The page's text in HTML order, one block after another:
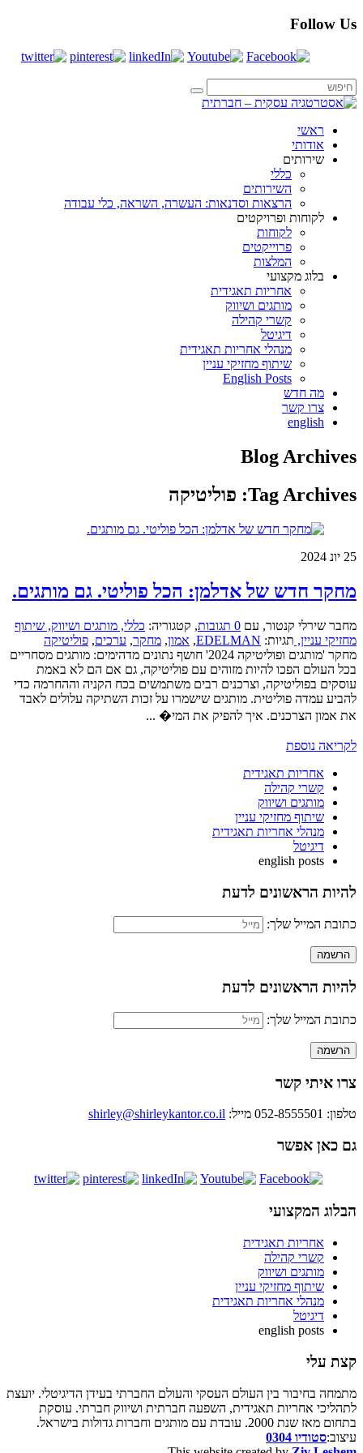
Follow Us
ראשי
אודותי
שירותים
כללי
השירותים
הרצאות וסדנאות: העשרה, השראה, כלי עבודה
לקוחות ופרויקטים
לקוחות
פרוייקטים
המלצות
בלוג מקצועי
אחריות תאגידית
מותגים ושיווק
קשרי קהילה
דיגיטל
מנהלי אחריות תאגידית
שיתוף מחזיקי עניין
English Posts
מה חדש
צרו קשר
english
Blog Archives
Tag Archives: פוליטיקה
25 יונ 2024
מחקר חדש של אדלמן: הכל פוליטי. גם מותגים.
מחבר שירלי קנטור, עם 0 תגובות , קטגוריה: כללי, מותגים ושיווק, שיתוף
מחזיקי עניין, תגיות: EDELMAN
, אמון, מחקר, ערכים, פוליטיקה
מחקר 'מותגים ופוליטיקה 2024' חושף נתונים מדהימים: מותגים מסחריים
בכל העולם הפכו להיות מזוהים עם פוליטיקה, גם אם הם לא באמת
עוסקים בפוליטיקה, וצרכנים רבים משתמשים בכח הקניה וההחרמה כדי
להביע עמדה פוליטית. מותגים שישמרו על זכות השתיקה עלולים לאבד
את אמון הצרכנים. איך להפיק את המי� ...
לקריאה נוספת
אחריות תאגידית
קשרי קהילה
מותגים ושיווק
שיתוף מחזיקי עניין
מנהלי אחריות תאגידית
דיגיטל
english posts
להיות הראשונים לדעת
כתובת המייל שלך:
להיות הראשונים לדעת
כתובת המייל שלך:
צרו איתי קשר
טלפון: 052-8555501 מייל: shirley@shirleykantor.co.il
גם כאן אפשר
הבלוג המקצועי
אחריות תאגידית
קשרי קהילה
מותגים ושיווק
שיתוף מחזיקי עניין
מנהלי אחריות תאגידית
דיגיטל
english posts
קצת עלי
מתמחה בחיבור בין העולם העסקי והעולם החברתי בעידן הדיגיטלי. יועצת
לתהליכי אחריות תאגידית, השפעה חברתית ושיווק חברתי. עוסקת
בתחום מאז שנת 2000. עובדת עם מותגים וחברות גדולות בישראל.
עיצוב:סטודיו 0304